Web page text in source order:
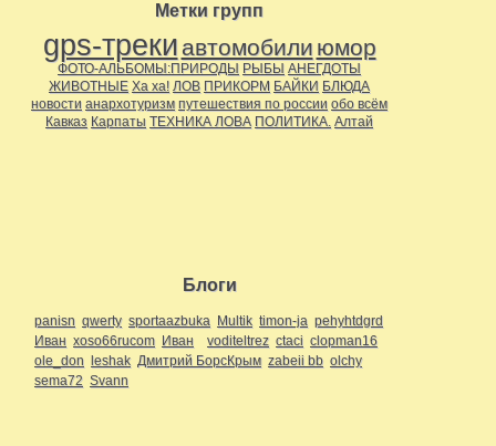
Метки групп
gps-треки автомобили юмор
ФОТО-АЛЬБОМЫ:ПРИРОДЫ РЫБЫ АНЕГДОТЫ
ЖИВОТНЫЕ Ха ха! ЛОВ ПРИКОРМ БАЙКИ БЛЮДА
новости анархотуризм путешествия по россии обо всём
Кавказ Карпаты ТЕХНИКА ЛОВА ПОЛИТИКА. Алтай
Блоги
panisn qwerty sportaazbuka Multik timon-ja pehyhtdgrd
Иван xoso66rucom Иван voditeltrez ctaci clopman16
ole_don leshak Дмитрий БорсКрым zabeii bb olchy
sema72 Svann